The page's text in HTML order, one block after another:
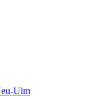
Ulm